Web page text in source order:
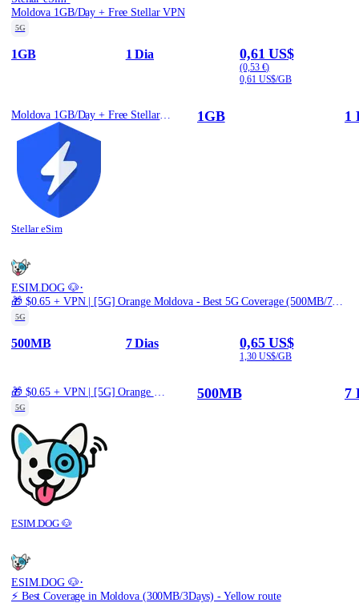
Moldova 1GB/Day + Free Stellar VPN
5G
1GB 1 Dia 0,61 US$
(0,53 €)
0,61 US$/GB
Moldova 1GB/Day + Free Stellar VPN
Stellar eSim
1GB 1
ESIM.DOG 🐶·
🎁 $0.65 + VPN | [5G] Orange Moldova - Best 5G Coverage (500MB/7Days) - Black route
5G
500MB 7 Dias 0,65 US$
1,30 US$/GB
5G
ESIM.DOG 🐶
500MB 7
ESIM.DOG 🐶·
⚡️ Best Coverage in Moldova (300MB/3Days) - Yellow route